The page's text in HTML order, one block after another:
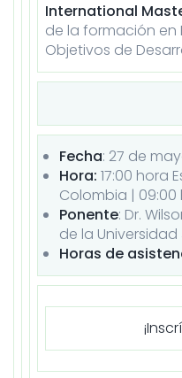
International
de la formación en
Objetivos de
Fecha: 27 de
Hora: 17:00 hora
Colombia | 09:00
Ponente: Dr.
de la
Horas de